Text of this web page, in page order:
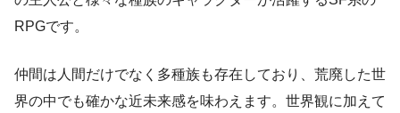
RPGです。
仲間は人間だけでなく多種族も存在しており、荒廃した世
界の中でも確かな近未来感を味わえます。世界観に加えて